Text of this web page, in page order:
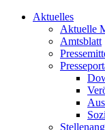
Aktuelles
Aktuelle
Amtsblatt